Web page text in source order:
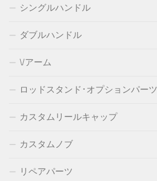
シングルハンドル
ダブルハンドル
Vアーム
ロッドスタンド･オプションパーツ
カスタムリールキャップ
カスタムノブ
リペアパーツ